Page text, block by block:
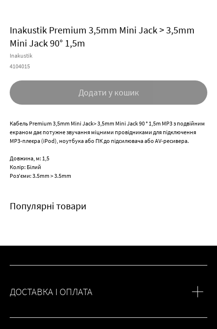
Inakustik Premium 3,5mm Mini Jack > 3,5mm
Mini Jack 90° 1,5m
Inakustik
4104015
Додати у кошик
Кабель Premium 3,5mm Mini Jack> 3,5mm Mini Jack 90 ° 1,5m MP3 з подвійним
екраном дає потужне звучання міцними провідниками для підключення
MP3-плеєра (iPod), ноутбука або ПК до підсилювача або AV-ресивера.
Довжина, м: 1,5
Колір: Білий
Роз'єми: 3.5mm > 3.5mm
Популярні товари
ДОСТАВКА І ОПЛАТА